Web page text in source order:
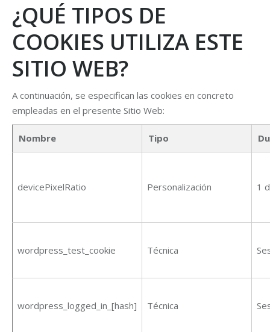
¿QUÉ TIPOS DE
COOKIES UTILIZA ESTE
SITIO WEB?
A continuación, se especifican las cookies en concreto
empleadas en el presente Sitio Web:
Nombre Tipo
devicePixelRatio Personalización 1
wordpress_test_cookie Técnica
wordpress_logged_in_[hash] Técnica